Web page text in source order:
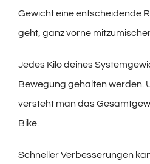
Gewicht eine entscheidende
geht, ganz vorne
Jedes Kilo deines
Bewegung gehalten werden.
versteht man das
Bike.
Schneller Verbesserungen